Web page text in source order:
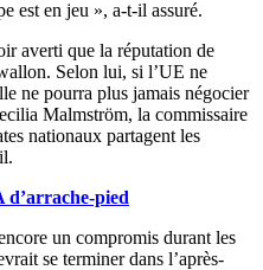
est en jeu », a-t-il assuré.
averti que la réputation de
Selon lui, si l’UE ne
ne pourra plus jamais négocier
Malmström, la commissaire
nationaux partagent les
d’arrache-pied
un compromis durant les
se terminer dans l’après-